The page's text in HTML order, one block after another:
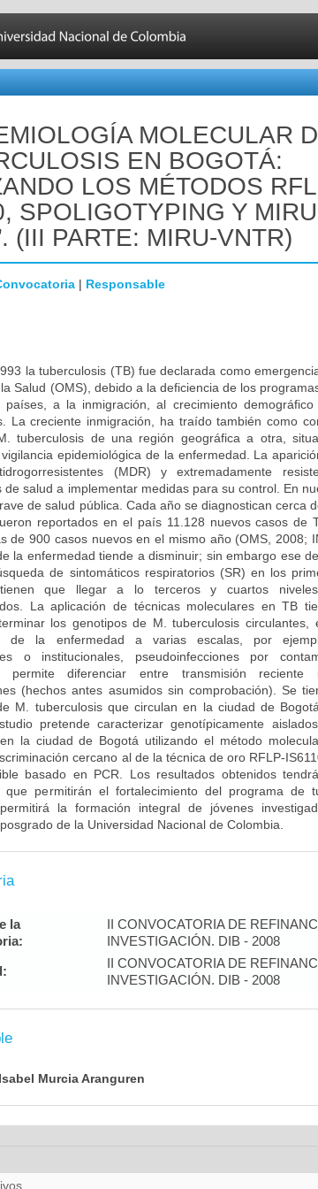
MOLECULAR
EN BOGOTÁ:
LOS MÉTODOS
SPOLIGOTYPING Y
(III PARTE: MIRU-VNTR)
| Responsable
la tuberculosis (TB) fue declarada como
Salud (OMS), debido a la deficiencia de los
países, a la inmigración, al crecimiento
La creciente inmigración, ha traído también como
tuberculosis de una región geográfica a otra,
epidemiológica de la enfermedad. La
(MDR) y extremadamente
de salud a implementar medidas para su control. En
de salud pública. Cada año se diagnostican cerca
reportados en el país 11.128 nuevos casos de
de 900 casos nuevos en el mismo año (OMS, 2008;
la enfermedad tiende a disminuir; sin embargo ese
de sintomáticos respiratorios (SR) en los
tienen que llegar a lo terceros y cuartos
La aplicación de técnicas moleculares en TB
los genotipos de M. tuberculosis circulantes,
de la enfermedad a varias escalas, por
o institucionales, pseudoinfecciones por
permite diferenciar entre transmisión reciente
(hechos antes asumidos sin comprobación). Se
M. tuberculosis que circulan en la ciudad de
pretende caracterizar genotípicamente
la ciudad de Bogotá utilizando el método
cercano al de la técnica de oro RFLP-
basado en PCR. Los resultados obtenidos
que permitirán el fortalecimiento del programa de
la formación integral de jóvenes
de la Universidad Nacional de Colombia.
la
II CONVOCATORIA DE
INVESTIGACIÓN. DIB - 2008
II CONVOCATORIA DE
INVESTIGACIÓN. DIB - 2008
Murcia Aranguren